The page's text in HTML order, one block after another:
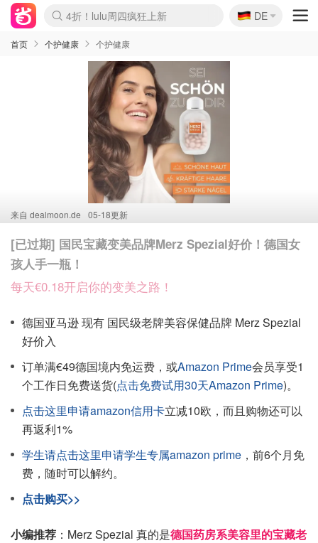
Boticinal 夏促开抢！
4折！lulu周四疯狂上新
还没结束！&OtherStories大促
Joybuy变相75折 随时失效
速领！Stanley独家85折
疑似霸哥！Camper额外叠85折
Zalando 奥莱闪促！每日更新
Moncler反季囤！5折起+叠9折
Coach Brooklyn仅€192
🇩🇪
DE
首页 个护健康 个护健康
来自 dealmoon.de 05-18更新
[已过期] 国民宝藏变美品牌Merz Spezial好价！德国女
孩人手一瓶！
每天€0.18开启你的变美之路！
德国亚马逊 现有 国民级老牌美容保健品牌 Merz Spezial
好价入
订单满€49德国境内免运费，或Amazon Prime会员享受1
个工作日免费送货(点击免费试用30天Amazon Prime)。
点击这里申请amazon信用卡立减10欧，而且购物还可以
再返利1%
学生请点击这里申请学生专属amazon prime ，前6个月免
费，随时可以解约。
点击购买>>
小编推荐 ：Merz Spezial 真的是德国药房系美容里的宝藏老